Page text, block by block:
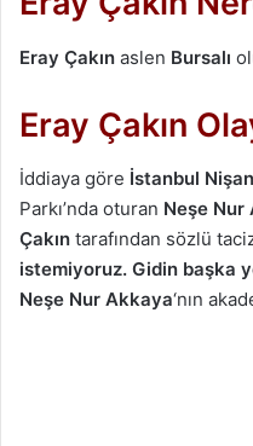
Eray Çakın aslen Bursalı
Eray Çakın
İddiaya göre İstanbul
Parkı’nda oturan Neşe Nur
Çakın tarafından sözlü
istemiyoruz. Gidin başka
Neşe Nur Akkaya‘nın